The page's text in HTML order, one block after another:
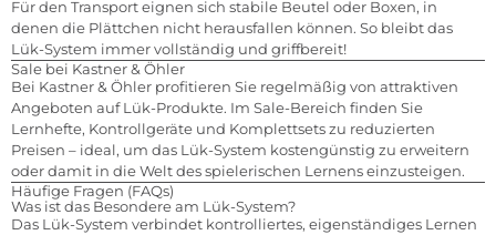
Für den Transport eignen sich stabile Beutel oder Boxen, in
denen die Plättchen nicht herausfallen können. So bleibt das
Lük-System immer vollständig und griffbereit!
Sale bei Kastner & Öhler
Bei Kastner & Öhler profitieren Sie regelmäßig von attraktiven
Angeboten auf Lük-Produkte. Im Sale-Bereich finden Sie
Lernhefte, Kontrollgeräte und Komplettsets zu reduzierten
Preisen – ideal, um das Lük-System kostengünstig zu erweitern
oder damit in die Welt des spielerischen Lernens einzusteigen.
Häufige Fragen (FAQs)
Was ist das Besondere am Lük-System?
Das Lük-System verbindet kontrolliertes, eigenständiges Lernen